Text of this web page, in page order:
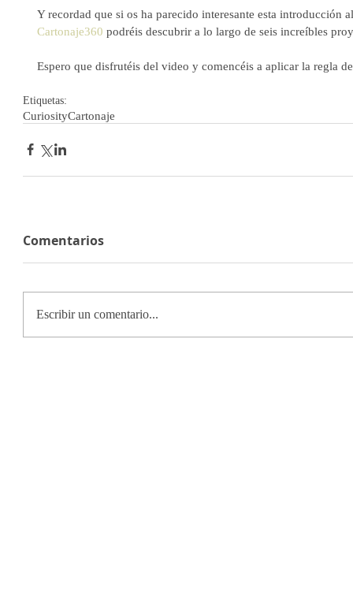
Y recordad que si os ha parecido interesante esta introducción
Cartonaje360 podréis descubrir a lo largo de seis increíbles
Espero que disfrutéis del video y comencéis a aplicar la regla
Etiquetas:
CuriosityCartonaje
Comentarios
Escribir un comentario...